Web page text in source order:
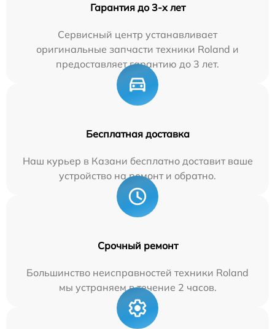
Гарантия до 3-х лет
Сервисный центр устанавливает
оригинальные запчасти техники Roland и
предоставляет гарантию до 3 лет.
Бесплатная доставка
Наш курьер в Казани бесплатно доставит ваше
устройство на ремонт и обратно.
Срочный ремонт
Большинство неисправностей техники Roland
мы устраняем в течение 2 часов.